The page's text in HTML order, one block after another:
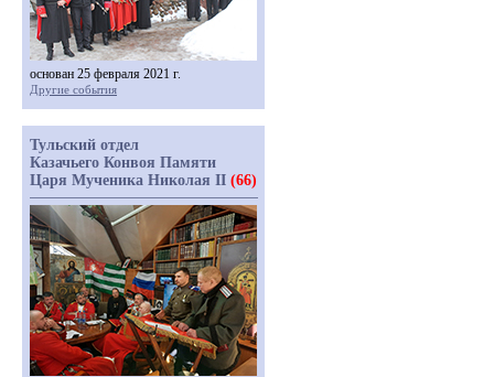
основан 25 февраля 2021 г.
Другие события
Тульский отдел
Казачьего Конвоя Памяти
Царя Мученика Николая II (66)